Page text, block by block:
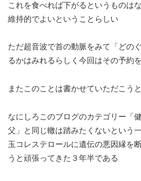
これを食べれば下がるというものは
維持的でよいということらしい
ただ超音波で首の動脈をみて「どの
るかはみれるらしく今回はその予約
またこのことは書かせていただこう
なにしろこのブログのカテゴリー「
父」と同じ轍は踏みたくないという
玉コレステロールに遺伝の悪因縁を
うと頑張ってきた３年半である